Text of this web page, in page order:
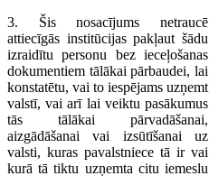
3. Šis nosacījums netraucē
attiecīgās institūcijas pakļaut šādu
izraidītu personu bez ieceļošanas
dokumentiem tālākai pārbaudei, lai
konstatētu, vai to iespējams uzņemt
valstī, vai arī lai veiktu pasākumus
tās tālākai pārvadāšanai,
aizgādāšanai vai izsūtīšanai uz
valsti, kuras pavalstniece tā ir vai
kurā tā tiktu uzņemta citu iemeslu